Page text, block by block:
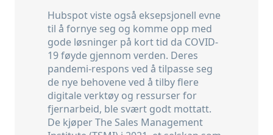
Hubspot viste også eksepsjonell evne
til å fornye seg og komme opp med
gode løsninger på kort tid da COVID-
19 føyde gjennom verden. Deres
pandemi-respons ved å tilpasse seg
de nye behovene ved å tilby flere
digitale verktøy og ressurser for
fjernarbeid, ble svært godt mottatt.
De kjøper The Sales Management